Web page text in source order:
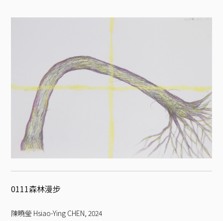
0111森林漫步
陳曉瑩 Hsiao-Ying CHEN 2024